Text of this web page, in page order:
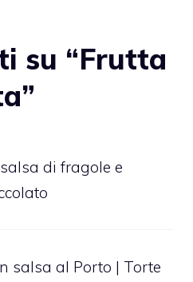
su “Frutta
di fragole e
salsa al Porto | Torte